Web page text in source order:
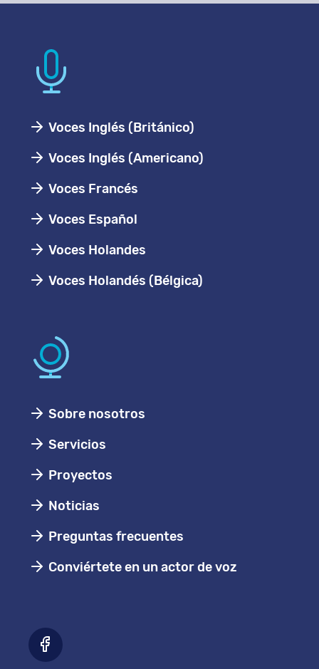
Voces Inglés (Británico)
Voces Inglés (Americano)
Voces Francés
Voces Español
Voces Holandes
Voces Holandés (Bélgica)
Sobre nosotros
Servicios
Proyectos
Noticias
Preguntas frecuentes
Conviértete en un actor de voz